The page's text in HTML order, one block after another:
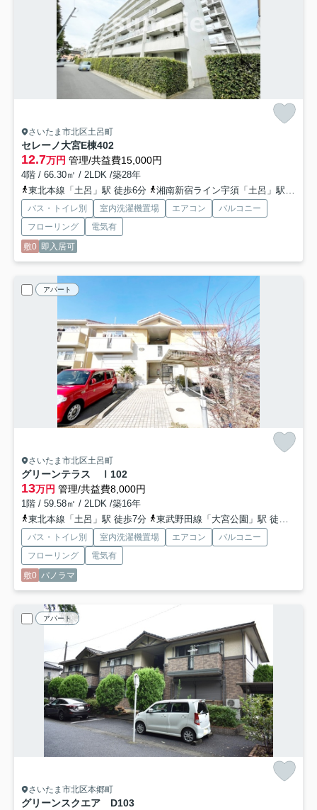
さいたま市北区土呂町
セレーノ大宮E棟402
12.7万円 管理/共益費15,000円
4階 / 66.30㎡ / 2LDK /築28年
東北本線「土呂」駅 徒歩6分
湘南新宿ライン宇須「土呂」駅 徒歩6分
バス・トイレ別 室内洗濯機置場 エアコン
バルコニー
フローリング
電気有
敷0 即入居可
アパート
さいたま市北区土呂町
グリーンテラス Ⅰ 102
13万円 管理/共益費8,000円
1階 / 59.58㎡ / 2LDK /築16年
東北本線「土呂」駅 徒歩7分
東武野田線「大宮公園」駅 徒歩20分
バス・トイレ別 室内洗濯機置場 エアコン
バルコニー
フローリング
電気有
敷0 パノラマ
アパート
さいたま市北区本郷町
グリーンスクエア D103